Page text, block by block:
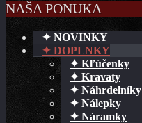
NAŠA PONUKA
✦ NOVINKY
✦ DOPLNKY
✦ Kľúčenky
✦ Kravaty
✦ Náhrdelníky
✦ Nálepky
✦ Náramky